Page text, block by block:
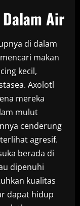
Air
di dalam
makan
kecil,
Axolotl
mereka
mulut
cenderung
agresif.
berada di
dipenuhi
kualitas
dapat hidup